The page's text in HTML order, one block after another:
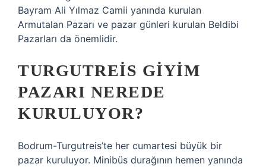
Bayram Ali Yılmaz Camii yanında kurulan
Armutalan Pazarı ve pazar günleri kurulan Beldibi
Pazarları da önemlidir.
TURGUTREIS GIYIM
PAZARI NEREDE
KURULUYOR?
Bodrum-Turgutreis’te her cumartesi büyük bir
pazar kuruluyor. Minibüs durağının hemen yanında